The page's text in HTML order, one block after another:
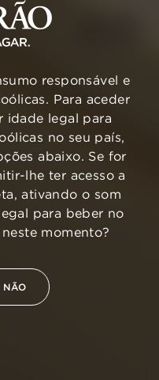
responsável e
Para aceder
idade legal para
no seu país,
abaixo. Se for
lhe ter acesso a
ativando o som
para beber no
momento?
NÃO